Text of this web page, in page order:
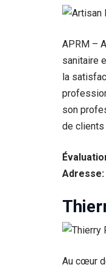
APRM –
sanitaire
la
son
de clients
Adresse:
Au cœur
améliorer la
fonctionnalité
et la structure
du site Web,
en fonction
de la façon
Experience
Afin que notre
possible lors